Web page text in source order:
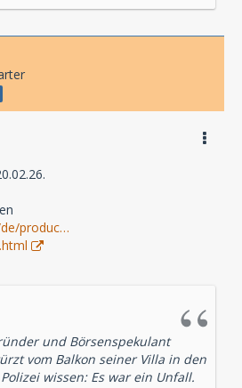
produc…
und Börsenspekulant
vom Balkon seiner Villa in den
wissen: Es war ein Unfall.